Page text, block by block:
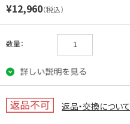
¥12,960（税込）
数量：
返品・交換について